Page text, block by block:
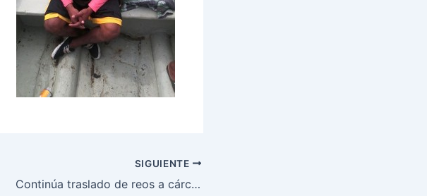
SIGUIENTE
Continúa traslado de reos a cárceles de máxima seguridad